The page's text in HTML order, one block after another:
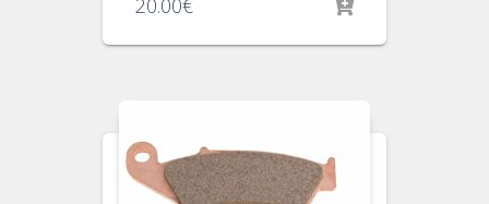
20.00€